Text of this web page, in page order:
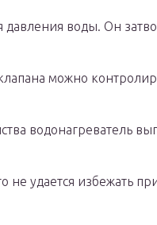
воды. Он
можно
водонагреватель
удается избежать